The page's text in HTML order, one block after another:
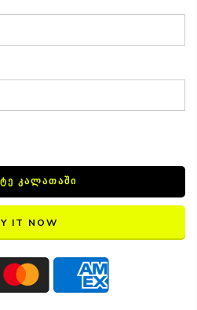
ᲙᲐᲚᲐᲗᲐᲨᲘ
IT NOW